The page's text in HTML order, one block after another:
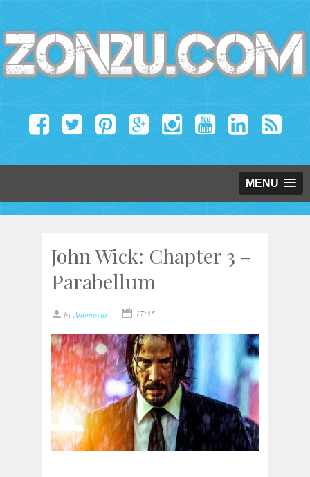
MENU
John Wick: Chapter 3 –
Parabellum
byAnomoyus 17:35